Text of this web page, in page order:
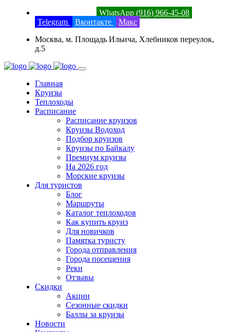
WhatsApp (916) 966-45-08
Telegram
Вконтакте
Макс
Москва, м. Площадь Ильича, Хлебников переулок,
д.5
Главная
Круизы
Теплоходы
Расписание
Расписание круизов
Круизы Водоход
Подбор круизов
Круизы по Байкалу
Премиум круизы
На 2026 год
Морские круизы
Для туристов
Блог
Маршруты
Каталог теплоходов
Как купить круиз
Для новичков
Памятка туристу
Города отправления
Города посещения
Реки
Отзывы
Скидки
Акции
Сезонные скидки
Баллы за круизы
Новости